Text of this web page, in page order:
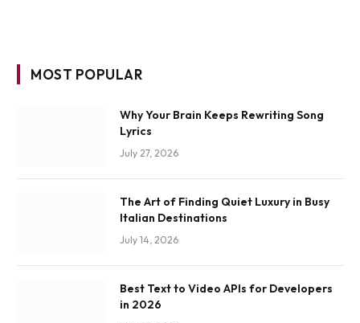
MOST POPULAR
Why Your Brain Keeps Rewriting Song
Lyrics
July 27, 2026
The Art of Finding Quiet Luxury in Busy
Italian Destinations
July 14, 2026
Best Text to Video APIs for Developers
in 2026